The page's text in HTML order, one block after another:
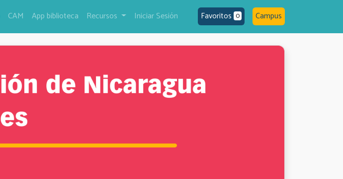
CAM App biblioteca Recursos Iniciar Sesión Favoritos 0 Campus